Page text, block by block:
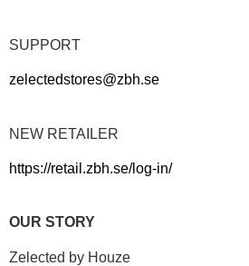
SUPPORT
zelectedstores@zbh.se
NEW RETAILER
https://retail.zbh.se/log-in/
OUR STORY
Zelected by Houze